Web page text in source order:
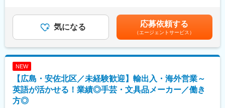
メイン業務は「既存顧客との関係構築」です。定期訪問を行い、
関係性を築いて頂きます。
定期訪問時に新商品のご案内、お困りごとのヒアリング、購入頂
1日の訪問件数は担当エリアごとにご自身で計画立ててスケジュー
ルを組んで頂きます。
給与詳細は前職を考慮し、当社規定により決定します。■昇給：年
1回■賞与：年2回（7月、12月） ※賞与想定 2～4.4ヶ月分（月給
「基本給＋固定残業代」で計算）賃金はあくまでも目安の金額で
あり、選考を通じて上下する可能性があります。月給(月額)は固定
手当を含めた表記です。
気になる 応募依頼する
（エージェントサービス）
NEW
【広島・安佐北区／未経験歓迎】輸出入・海外営業～
英語が活かせる！業績◎手芸・文具品メーカー／働き
方◎